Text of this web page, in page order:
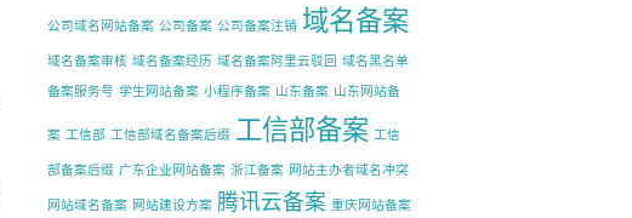
公司域名网站备案 公司备案 公司备案注销 域名备案
域名备案审核 域名备案经历 域名备案阿里云驳回 域名黑名单
备案服务号 学生网站备案 小程序备案 山东备案 山东网站备
案 工信部 工信部域名备案后缀 工信部备案 工信
部备案后缀 广东企业网站备案 浙江备案 网站主办者域名冲突
网站域名备案 网站建设方案 腾讯云备案 重庆网站备案